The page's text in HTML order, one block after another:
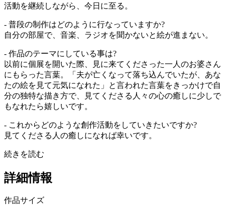
活動を継続しながら、今日に至る。
- 普段の制作はどのように行なっていますか?
自分の部屋で、音楽、ラジオを聞かないと絵が進まない。
- 作品のテーマにしている事は?
以前に個展を開いた際、見に来てくださった一人のお婆さん
にもらった言葉。「夫が亡くなって落ち込んでいたが、あな
たの絵を見て元気になれた」と言われた言葉をきっかけで自
分の独特な描き方で、見てくださる人々の心の癒しに少しで
もなれたら嬉しいです。
- これからどのような創作活動をしていきたいですか?
見てくださる人の癒しになれば幸いです。
続きを読む
詳細情報
作品サイズ